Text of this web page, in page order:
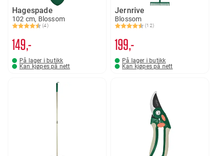
Hagespade
102 cm, Blossom
Karakter:
(4)
4.8 av 5 mulige
149,-
På lager i butikk
Kan kjøpes på nett
Jernrive
Blossom
Karakter:
(12)
4.8 av 5 mulige
199,-
På lager i butikk
Kan kjøpes på nett